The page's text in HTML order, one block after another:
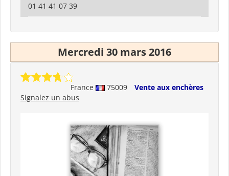
01 41 41 07 39
Mercredi 30 mars 2016
France 75009
Vente aux enchères
Signalez un abus